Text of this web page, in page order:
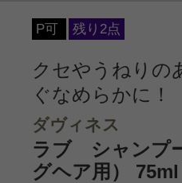
P可 残り2点
クセやうねりの
ぐなめらかに！
ダヴィネス
ラブ シャンプ
グヘア用）